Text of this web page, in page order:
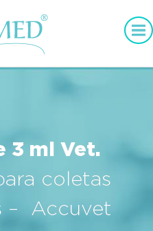
3 ml Vet.
coletas
– Accuvet